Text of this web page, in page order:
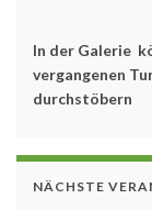
In der Galerie
vergangenen
durchstöbern
NÄCHSTE